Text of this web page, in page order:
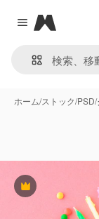
Close menu
Magnific
ホーム/ストック/PSD/
Premium